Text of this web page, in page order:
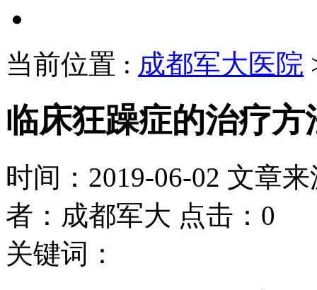
当前位置 : 成都军大医院
临床狂躁症的治疗方
时间：2019-06-02 文章
者：成都军大 点击：0
关键词：